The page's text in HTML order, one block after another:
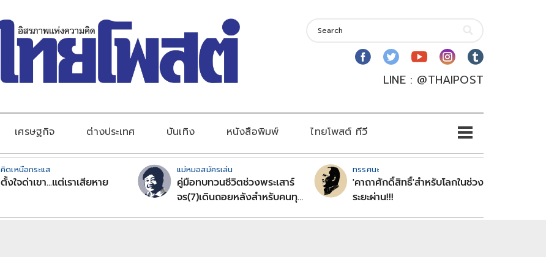
LINE : @THAIPOST
เศรษฐกิจ ต่างประเทศ บันเทิง หนังสือพิมพ์ ไทยโพสต์ ทีวี
คิดเหนือกระแส
ตั้งใจด่าเขา...แต่เราเสียหาย
แม่หมอสมัครเล่น
คู่มือทบทวนชีวิตช่วงพระเสาร์
จร(7)เดินถอยหลังสำหรับคนทุก
ทรรศนะ
'คาถาศักดิ์สิทธิ์'สำหรับโลกในช่วง
ระยะผ่าน!!!